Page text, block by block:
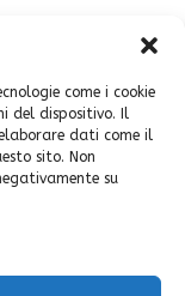
come i cookie
del dispositivo. Il
dati come il
sito. Non
su